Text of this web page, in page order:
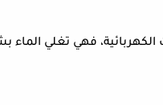
الكهربائية، فهي تغلي